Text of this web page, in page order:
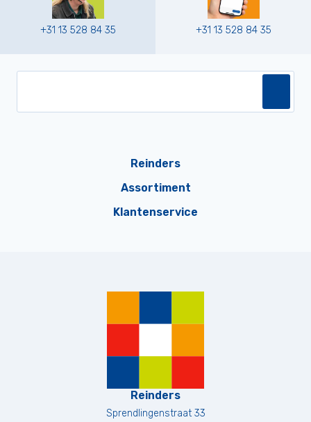
+31 13 528 84 35 +31 13 528 84 35
Reinders
Assortiment
Klantenservice
Reinders
Sprendlingenstraat 33